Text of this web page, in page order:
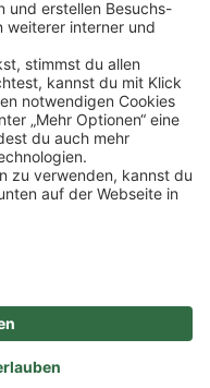
Versandkosten und ggf.